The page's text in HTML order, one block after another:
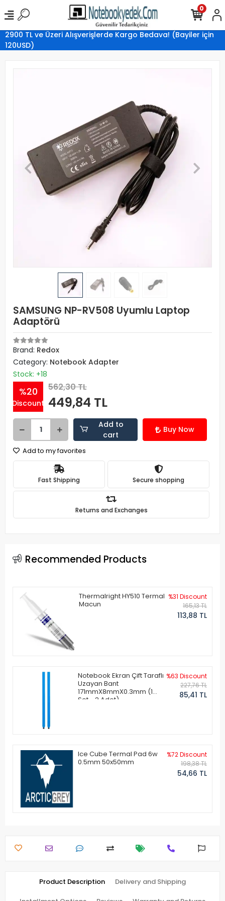
2900 TL ve Üzeri Alışverişlerde Kargo Bedava! (Bayiler için
120USD)
0
SAMSUNG NP-RV508 Uyumlu Laptop
Adaptörü
Brand: Redox
Category: Notebook Adapter
Stock: +18
%20
Discount
562,30 TL
449,84 TL
Add to
cart
Buy Now
Add to my favorites
Fast Shipping Secure shopping
Returns and Exchanges
Recommended Products
Thermalright HY510 Termal
Macun
%31 Discount
165,13 TL
113,88 TL
Notebook Ekran Çift Taraflı
Uzayan Bant
171mmX8mmX0.3mm (1
Set - 2 Adet)
%63 Discount
227,76 TL
85,41 TL
Ice Cube Termal Pad 6w
0.5mm 50x50mm
%72 Discount
198,38 TL
54,66 TL
Product Description Delivery and Shipping